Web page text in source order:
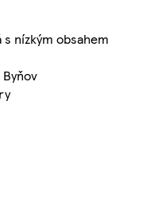
nízkým obsahem